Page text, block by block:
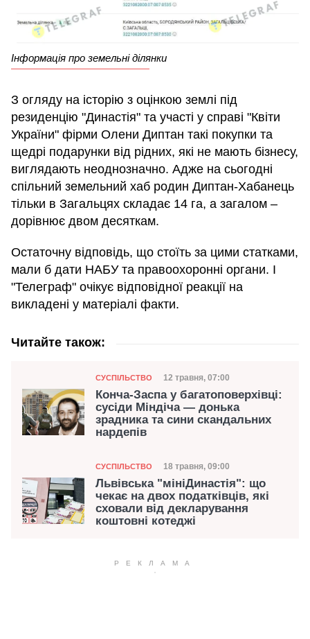
Інформація про земельні ділянки
З огляду на історію з оцінкою землі під
резиденцію "Династія" та участі у справі "Квіти
України" фірми Олени Диптан такі покупки та
щедрі подарунки від рідних, які не мають бізнесу,
виглядають неоднозначно. Адже на сьогодні
спільний земельний хаб родин Диптан-Хабанець
тільки в Загальцях складає 14 га, а загалом –
дорівнює двом десяткам.
Остаточну відповідь, що стоїть за цими статками,
мали б дати НАБУ та правоохоронні органи. І
"Телеграф" очікує відповідної реакції на
викладені у матеріалі факти.
Читайте також:
Категорія
СУСПІЛЬСТВО Дата публікації
12 травня, 07:00
Конча-Заспа у багатоповерхівці:
сусіди Міндіча — донька
зрадника та сини скандальних
нардепів
Категорія
СУСПІЛЬСТВО Дата публікації
18 травня, 09:00
Львівська "мініДинастія": що
чекає на двох податківців, які
сховали від декларування
коштовні котеджі